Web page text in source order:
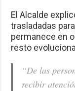
El Alcalde
trasladadas
permanece en
resto
“De las
recibir